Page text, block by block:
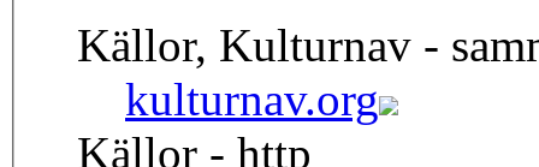
Källor, Kulturnav -
kulturnav.org
Källor - http